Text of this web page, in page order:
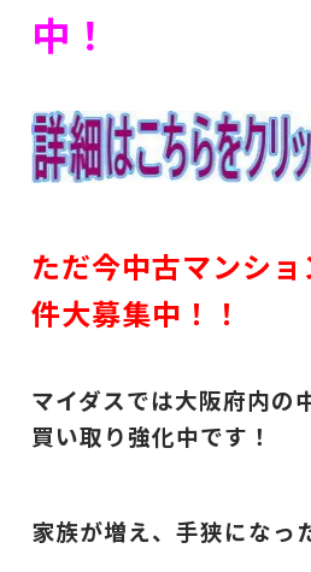
中！
ただ今中古マンシ
件大募集中！！
マイダスでは大阪府内の
買い取り強化中です！
家族が増え、手狭になっ